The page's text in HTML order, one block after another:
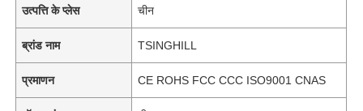
उत्पत्ति के प्लेस चीन
ब्रांड नाम TSINGHILL
प्रमाणन CE ROHS FCC CCC ISO9001 CNAS